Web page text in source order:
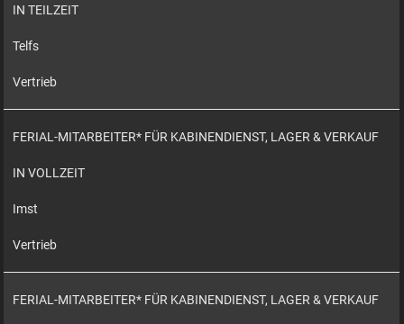
IN TEILZEIT
Telfs
Vertrieb
FERIAL-MITARBEITER* FÜR KABINENDIENST, LAGER & VERKAUF
IN VOLLZEIT
Imst
Vertrieb
FERIAL-MITARBEITER* FÜR KABINENDIENST, LAGER & VERKAUF